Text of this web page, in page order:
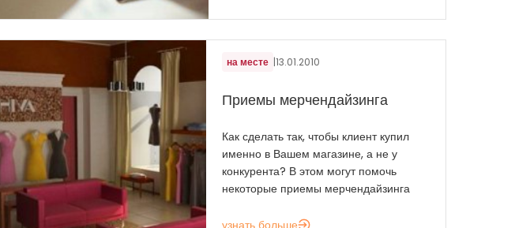
на месте |13.01.2010
Приемы мерчендайзинга
Как сделать так, чтобы клиент купил
именно в Вашем магазине, а не у
конкурента? В этом могут помочь
некоторые приемы мерчендайзинга